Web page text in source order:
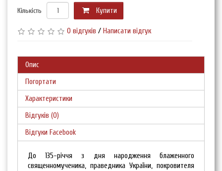
Кількість Купити
0 відгуків / Написати відгук
Опис
Погортати
Характеристики
Відгуків (0)
Відгуки Facebook
До 135-річчя з дня народження блаженного
священномученика, праведника України, покровителя